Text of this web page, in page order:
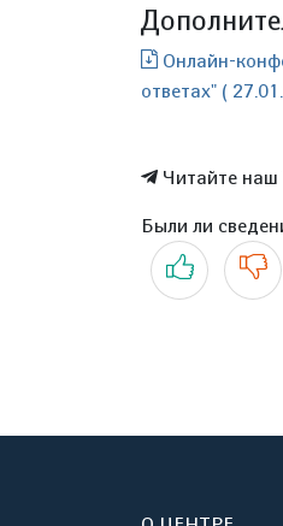
Онлайн-
ответах" (
Читайте наш
Были ли
Да